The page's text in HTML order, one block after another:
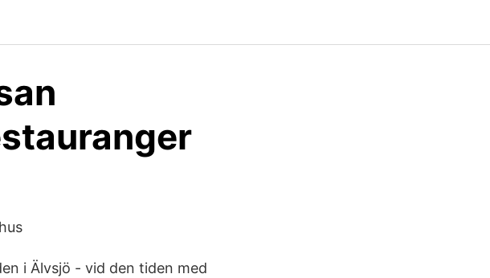
i Älvsjö - vid den tiden med